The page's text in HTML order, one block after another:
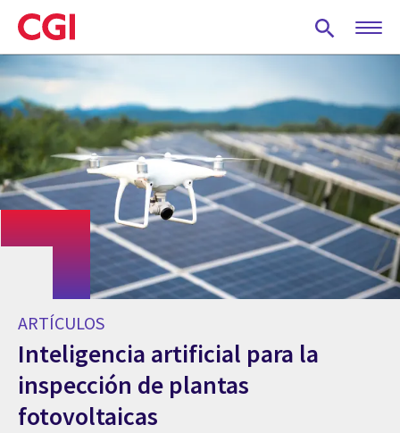
Skip
to
main
content
ARTÍCULOS
Inteligencia artificial para la
inspección de plantas
fotovoltaicas